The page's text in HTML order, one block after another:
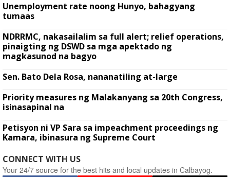
Unemployment rate noong Hunyo, bahagyang
tumaas
NDRRMC, nakasailalim sa full alert; relief operations,
pinaigting ng DSWD sa mga apektado ng
magkasunod na bagyo
Sen. Bato Dela Rosa, nananatiling at-large
Priority measures ng Malakanyang sa 20th Congress,
isinasapinal na
Petisyon ni VP Sara sa impeachment proceedings ng
Kamara, ibinasura ng Supreme Court
CONNECT WITH US
Your 24/7 source for the best hits and local updates in Calbayog.